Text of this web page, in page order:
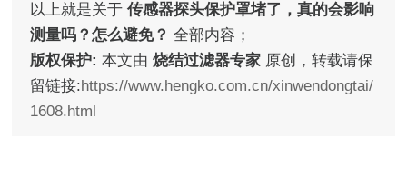
以上就是关于传感器探头保护罩堵了，真的会影响
测量吗？怎么避免？ 全部内容；
版权保护:本文由烧结过滤器专家 原创，转载请保
留链接:https://www.hengko.com.cn/xinwendongtai/
1608.html